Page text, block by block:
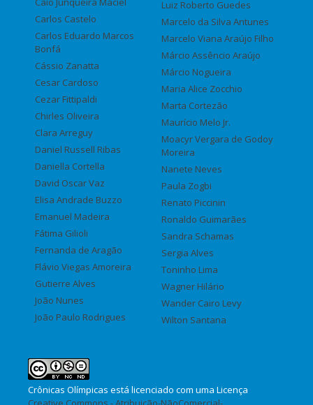
Carlos Castelo
Carlos Eduardo Marcos
Bonfá
Cássio Zanatta
Cesar Cardoso
Cezar Fittipaldi
Chirles Oliveira
Clara Arreguy
Daniel Russell Ribas
Daniella Cortella
David Oscar Vaz
Elisa Andrade Buzzo
Emanuel Madeira
Fátima Gilioli
Fernanda de Aragão
Flávio Viegas Amoreira
Gutierre Alves
João Nunes
João Paulo Rodrigues
Luiz Roberto Guedes
Marcelo da Silva Antunes
Marcelo Viana Araújo Filho
Márcio Assêncio Araújo
Márcio Nogueira
Maria Alice Zocchio
Marta Cortezão
Maurício Melo Jr.
Moacyr Vergara de Godoy
Moreira
Nanete Neves
Paula Zogbi
Renato Piccinin
Ronaldo Guimarães
Sandra Schamas
Sergia Alves
Toninho Lima
Wagner Hilário
Wander Cairo Levy
Wilton Santana
Crônicas Olímpicas está licenciado com uma Licença